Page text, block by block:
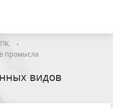
›
промысла
видов